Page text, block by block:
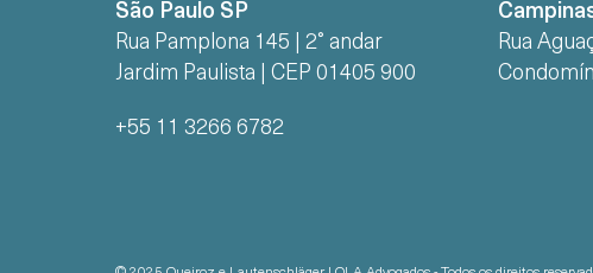
São Paulo SP
Rua Pamplona 145 | 2° andar
Jardim Paulista | CEP 01405 900
+55 11 3266 6782
Rua